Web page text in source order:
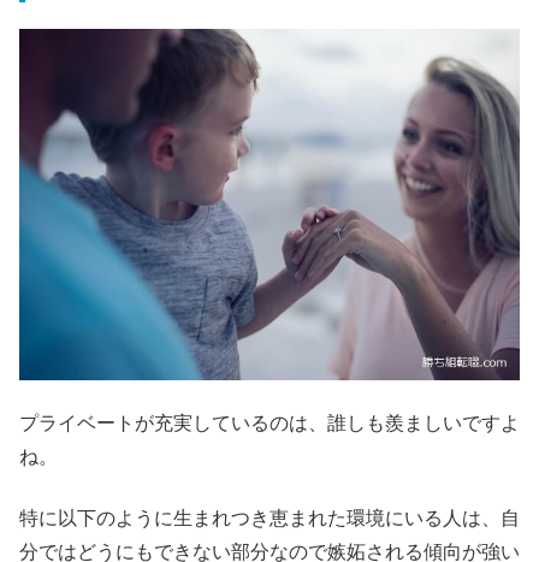
プライベートが充実しているのは、誰しも羨ましいですよ
ね。
特に以下のように生まれつき恵まれた環境にいる人は、自
分ではどうにもできない部分なので嫉妬される傾向が強い